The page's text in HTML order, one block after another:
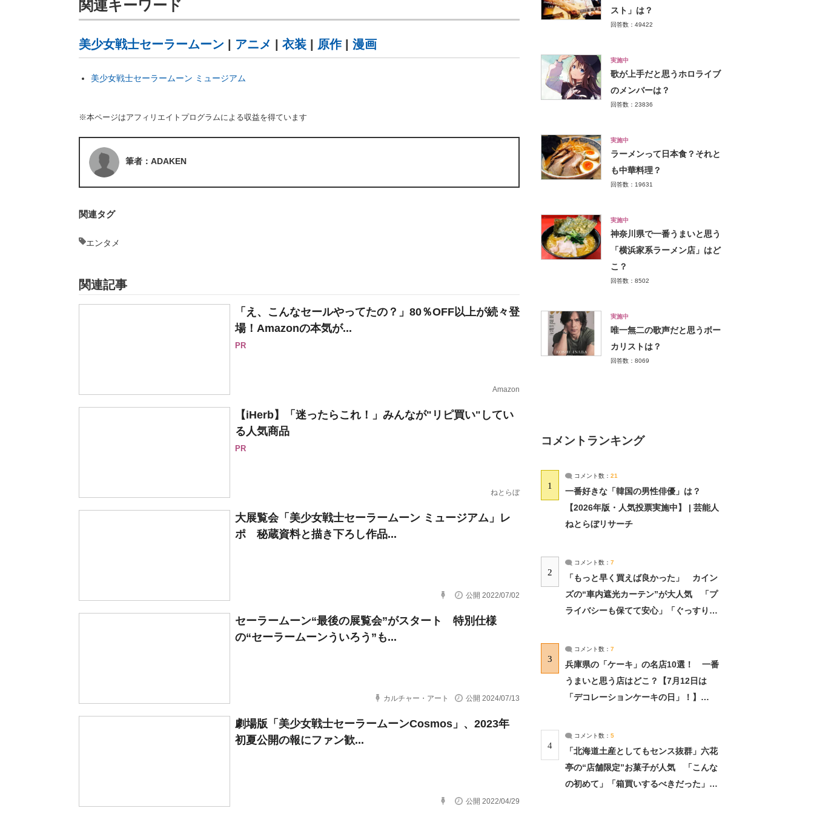
関連キーワード
美少女戦士セーラームーン アニメ 衣装 原作| 漫画
美少女戦士セーラームーン ミュージアム
※本ページはアフィリエイトプログラムによる収益を得ています
筆者：ADAKEN
関連タグ
エンタメ
関連記事
「え、こんなセールやってたの？」80％OFF以上が続々登
場！Amazonの本気が...
PR
Amazon
【iHerb】「迷ったらこれ！」みんなが"リピ買い"してい
る人気商品
PR
ねとらぼ
大展覧会「美少女戦士セーラームーン ミュージアム」レ
ポ 秘蔵資料と描き下ろし作品...
公開 2022/07/02
セーラームーン“最後の展覧会”がスタート 特別仕様
の“セーラームーンういろう”も...
カルチャー・アート 公開 2024/07/13
劇場版「美少女戦士セーラームーンCosmos」、2023年
初夏公開の報にファン歓...
公開 2022/04/29
スト」は？
回答数：49422
実施中
歌が上手だと思うホロライブ
のメンバーは？
回答数：23836
実施中
ラーメンって日本食？それと
も中華料理？
回答数：19631
実施中
神奈川県で一番うまいと思う
「横浜家系ラーメン店」はど
こ？
回答数：8502
実施中
唯一無二の歌声だと思うボー
カリストは？
回答数：8069
コメントランキング
1
コメント数： 21
一番好きな「韓国の男性俳優」は？
【2026年版・人気投票実施中】 | 芸能人
ねとらぼリサーチ
2
コメント数： 7
「もっと早く買えば良かった」 カイン
ズの“車内遮光カーテン”が大人気 「プ
ライバシーも保てて安心」「ぐっすり眠
3
コメント数： 7
兵庫県の「ケーキ」の名店10選！ 一番
うまいと思う店はどこ？【7月12日は
「デコレーションケーキの日」！】
4
コメント数： 5
「北海道土産としてもセンス抜群」六花
亭の“店舗限定”お菓子が人気 「こんな
の初めて」「箱買いするべきだった」